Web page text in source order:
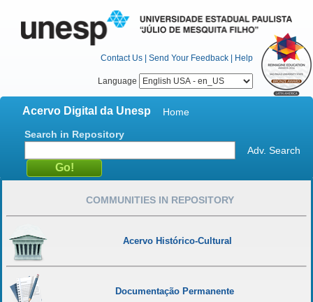
Contact Us | Send Your Feedback | Help
Language
Acervo Digital da Unesp
Home
Search in Repository
Adv. Search
COMMUNITIES IN REPOSITORY
Acervo Histórico-Cultural
Documentação Permanente